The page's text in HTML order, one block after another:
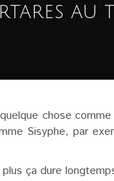
au
chose
Sisyphe, par
ça dure